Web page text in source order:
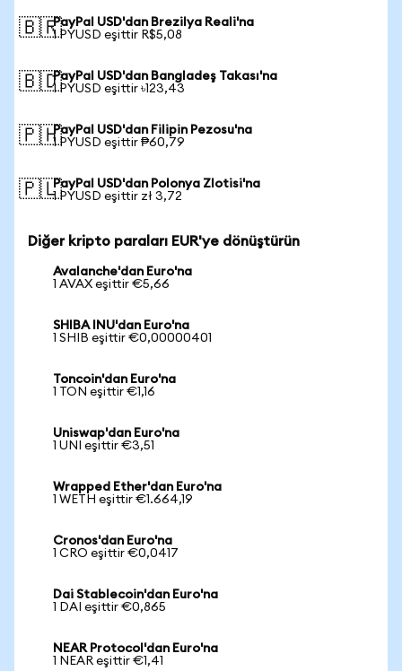
🇧🇷PayPal USD'dan Brezilya Reali'na
1 PYUSD eşittir R$5,08
🇧🇩PayPal USD'dan Bangladeş Takası'na
1 PYUSD eşittir ৳123,43
🇵🇭PayPal USD'dan Filipin Pezosu'na
1 PYUSD eşittir ₱60,79
🇵🇱PayPal USD'dan Polonya Zlotisi'na
1 PYUSD eşittir zł 3,72
Diğer kripto paraları EUR'ye dönüştürün
Avalanche'dan Euro'na
1 AVAX eşittir €5,66
SHIBA INU'dan Euro'na
1 SHIB eşittir €0,00000401
Toncoin'dan Euro'na
1 TON eşittir €1,16
Uniswap'dan Euro'na
1 UNI eşittir €3,51
Wrapped Ether'dan Euro'na
1 WETH eşittir €1.664,19
Cronos'dan Euro'na
1 CRO eşittir €0,0417
Dai Stablecoin'dan Euro'na
1 DAI eşittir €0,865
NEAR Protocol'dan Euro'na
1 NEAR eşittir €1,41